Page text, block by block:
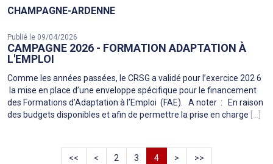
CHAMPAGNE-ARDENNE
Publié le 09/04/2026
CAMPAGNE 2026 - FORMATION ADAPTATION À
L'EMPLOI
Comme les années passées, le CRSG a validé pour l’exercice 202 6
la mise en place d’une enveloppe spécifique pour le financement
des Formations d’Adaptation à l’Emploi (FAE). A noter : En raison
des budgets disponibles et afin de permettre la prise en charge [...]
<< < 2 3 4 > >>